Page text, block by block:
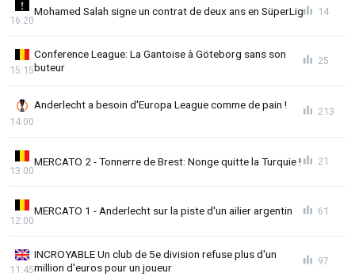
Mohamed Salah signe un contrat de deux ans en SüperLig
16:20
14
Conference League: La Gantoise à Göteborg sans son
buteur
15:15
25
Anderlecht a besoin d'Europa League comme de pain !
14:00
213
MERCATO 2 - Tonnerre de Brest: Nonge quitte la Turquie !
13:00
21
MERCATO 1 - Anderlecht sur la piste d'un ailier argentin
12:00
61
INCROYABLE Un club de 5e division refuse plus d'un
million d'euros pour un joueur
11:45
97